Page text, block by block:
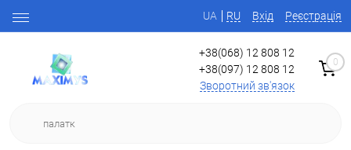
UA RU Вхід Реєстрація
+38(068) 12 808 12
+38(097) 12 808 12
Зворотний зв'язок
0